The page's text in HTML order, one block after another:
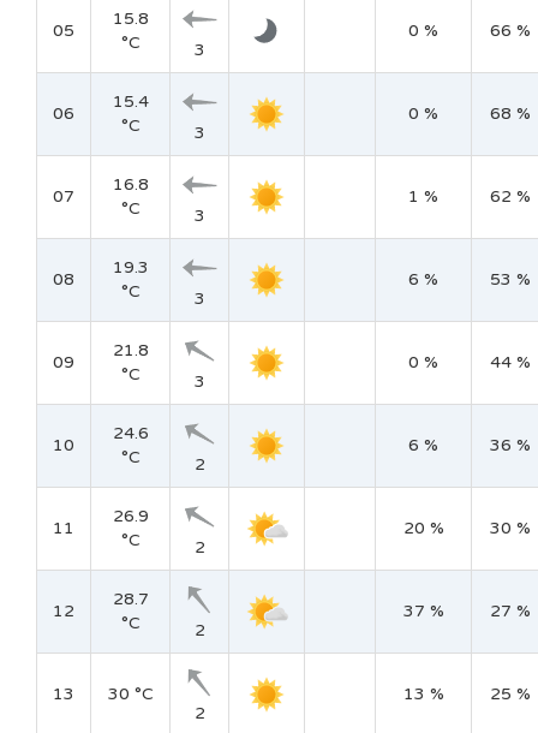
05
15.8
°C
3
0 % 66 %
06
15.4
°C
3
0 % 68 %
07
16.8
°C
3
1 % 62 %
08
19.3
°C
3
6 % 53 %
09
21.8
°C
3
0 % 44 %
10
24.6
°C
2
6 % 36 %
11
26.9
°C
2
20 % 30 %
12
28.7
°C
2
37 % 27 %
13
30 °C
2
13 % 25 %